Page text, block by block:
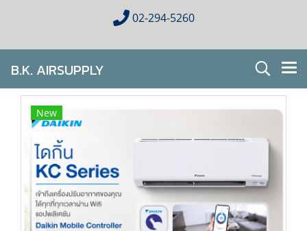
02-294-5260
B.K. AIRSUPPLY
AIR CONDITIONING FOR HOMES & BUSINESES
New